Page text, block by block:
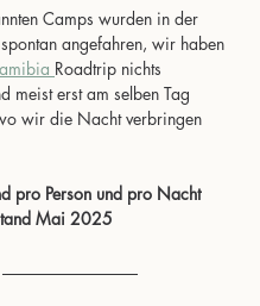
Camps wurden in der
angefahren, wir haben
Roadtrip nichts
meist erst am selben Tag
wir die Nacht verbringen
pro Person und pro Nacht
Mai 2025